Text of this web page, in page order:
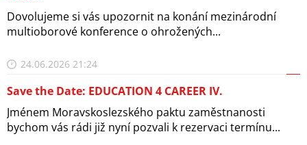
Dovolujeme si vás upozornit na konání mezinárodní
multioborové konference o ohrožených...
24.06.2026 21:24
Save the Date: EDUCATION 4 CAREER IV.
Jménem Moravskoslezského paktu zaměstnanosti
bychom vás rádi již nyní pozvali k rezervaci termínu...